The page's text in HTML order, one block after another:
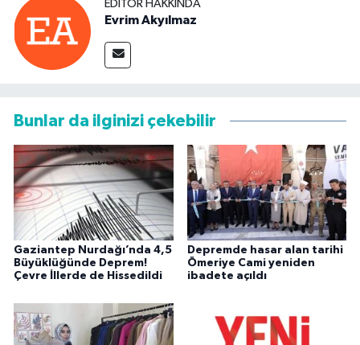
EDITÖR HAKKINDA
Evrim Akyılmaz
Bunlar da ilginizi çekebilir
Gaziantep Nurdağı’nda 4,5
Büyüklüğünde Deprem!
Çevre İllerde de Hissedildi
Depremde hasar alan tarihi
Ömeriye Cami yeniden
ibadete açıldı